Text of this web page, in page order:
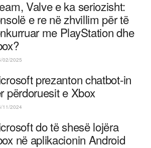
Valve e ka seriozisht:
e re në zhvillim për të
me PlayStation dhe
02/2025
prezanton chatbot-in
përdoruesit e Xbox
11/2024
do të shesë lojëra
në aplikacionin Android